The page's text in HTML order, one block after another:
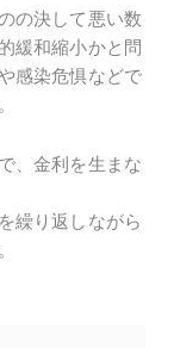
の決して悪い数
緩和縮小かと問
感染危惧などで
、金利を生まな
繰り返しながら